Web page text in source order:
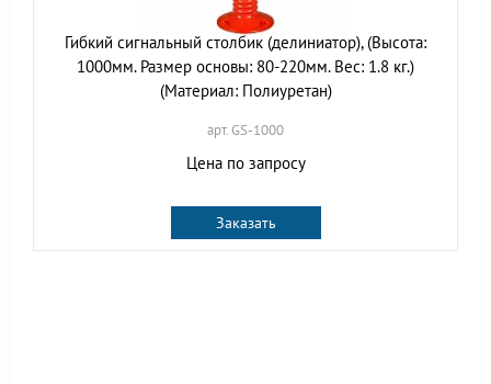
Гибкий сигнальный столбик (делиниатор), (Высота:
1000мм. Размер основы: 80-220мм. Вес: 1.8 кг.)
(Материал: Полиуретан)
арт. GS-1000
Цена по запросу
Заказать